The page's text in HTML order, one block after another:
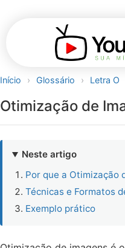
Início › Glossário › Letra O
Otimização de
Neste artigo
Por que a Otimização
Técnicas e Formatos
Exemplo prático